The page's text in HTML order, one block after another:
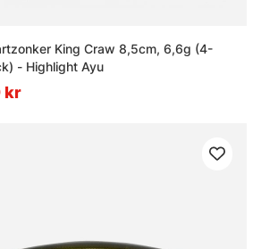
King Craw 8,5cm, 6,6g (4-
- Highlight Ayu
kr